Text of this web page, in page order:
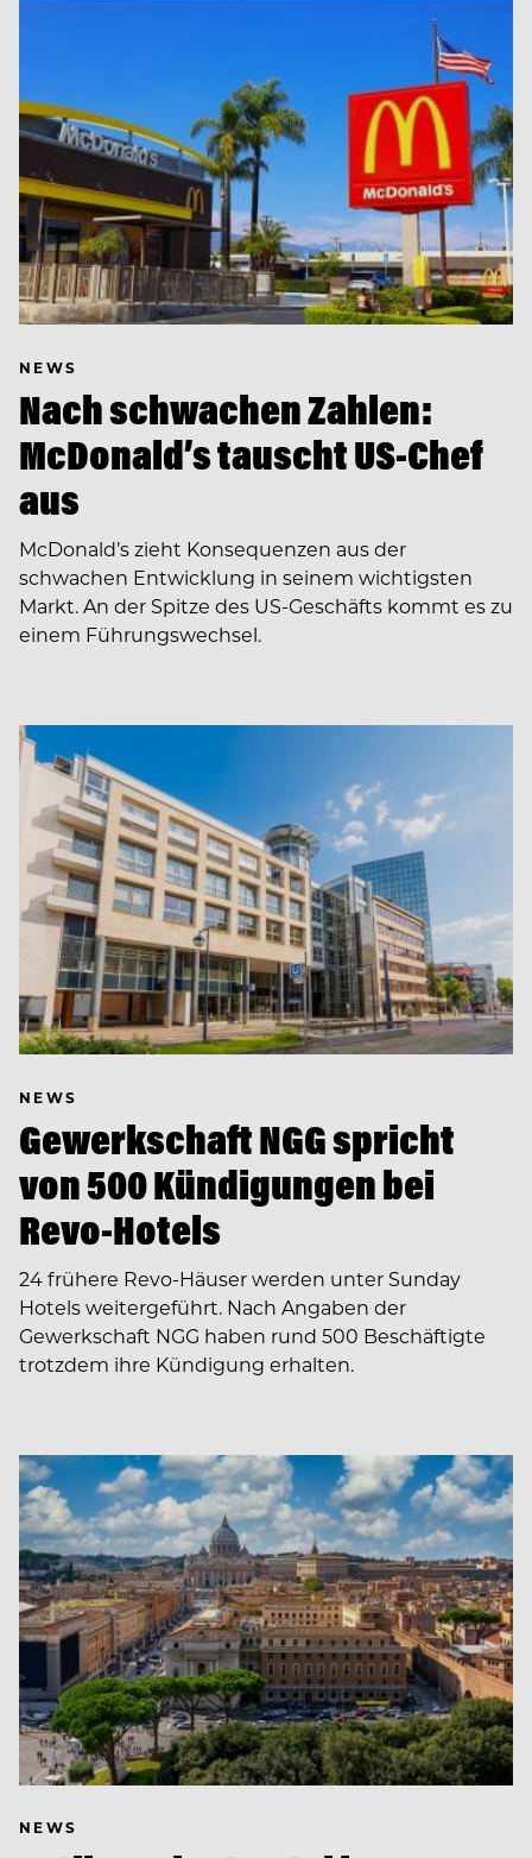
NEWS
Nach schwachen Zahlen:
McDonald’s tauscht US-Chef
aus
McDonald’s zieht Konsequenzen aus der
schwachen Entwicklung in seinem wichtigsten
Markt. An der Spitze des US-Geschäfts kommt es zu
einem Führungswechsel.
NEWS
Gewerkschaft NGG spricht
von 500 Kündigungen bei
Revo-Hotels
24 frühere Revo-Häuser werden unter Sunday
Hotels weitergeführt. Nach Angaben der
Gewerkschaft NGG haben rund 500 Beschäftigte
trotzdem ihre Kündigung erhalten.
NEWS